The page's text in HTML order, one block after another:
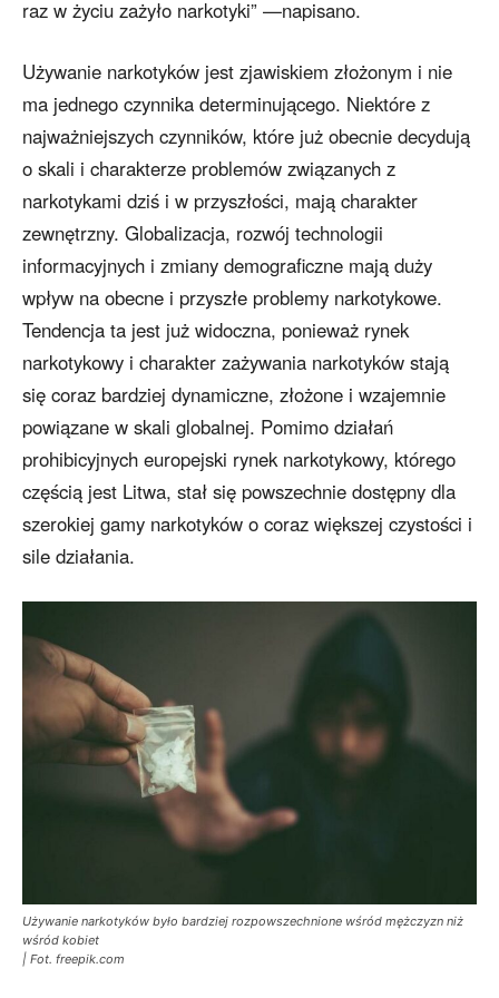
raz w życiu zażyło narkotyki” —napisano.
Używanie narkotyków jest zjawiskiem złożonym i nie
ma jednego czynnika determinującego. Niektóre z
najważniejszych czynników, które już obecnie decydują
o skali i charakterze problemów związanych z
narkotykami dziś i w przyszłości, mają charakter
zewnętrzny. Globalizacja, rozwój technologii
informacyjnych i zmiany demograficzne mają duży
wpływ na obecne i przyszłe problemy narkotykowe.
Tendencja ta jest już widoczna, ponieważ rynek
narkotykowy i charakter zażywania narkotyków stają
się coraz bardziej dynamiczne, złożone i wzajemnie
powiązane w skali globalnej. Pomimo działań
prohibicyjnych europejski rynek narkotykowy, którego
częścią jest Litwa, stał się powszechnie dostępny dla
szerokiej gamy narkotyków o coraz większej czystości i
sile działania.
Używanie narkotyków było bardziej rozpowszechnione wśród mężczyzn niż
wśród kobiet
| Fot. freepik.com